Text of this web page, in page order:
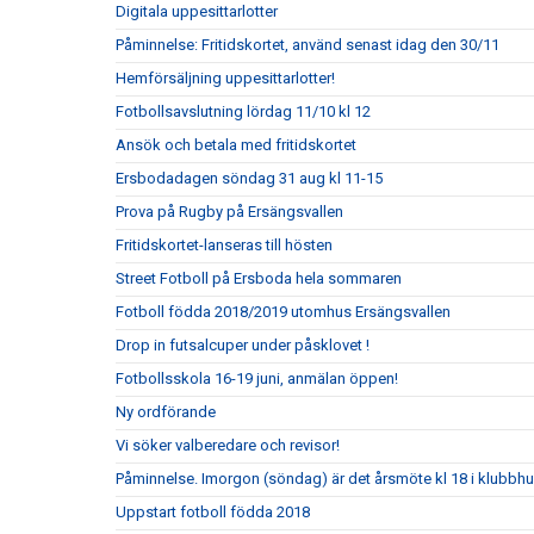
Digitala uppesittarlotter
Påminnelse: Fritidskortet, använd senast idag den 30/11
Hemförsäljning uppesittarlotter!
Fotbollsavslutning lördag 11/10 kl 12
Ansök och betala med fritidskortet
Ersbodadagen söndag 31 aug kl 11-15
Prova på Rugby på Ersängsvallen
Fritidskortet-lanseras till hösten
Street Fotboll på Ersboda hela sommaren
Fotboll födda 2018/2019 utomhus Ersängsvallen
Drop in futsalcuper under påsklovet !
Fotbollsskola 16-19 juni, anmälan öppen!
Ny ordförande
Vi söker valberedare och revisor!
Påminnelse. Imorgon (söndag) är det årsmöte kl 18 i
Uppstart fotboll födda 2018